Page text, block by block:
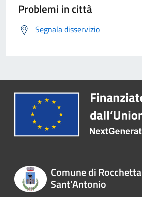
Problemi in città
Segnala disservizio
Comune di Rocchetta
Sant'Antonio